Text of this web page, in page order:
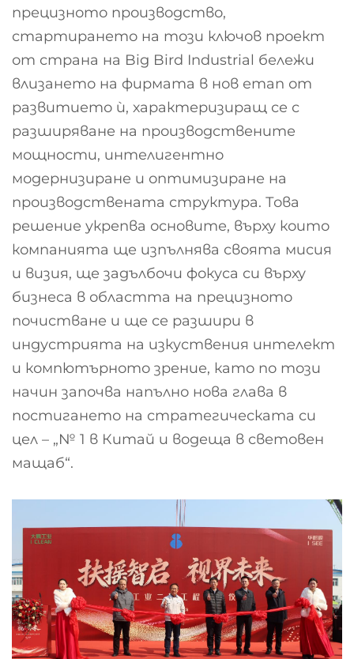
прецизното производство,
стартирането на този ключов проект
от страна на Big Bird Industrial бележи
влизането на фирмата в нов етап от
развитието ѝ, характеризиращ се с
разширяване на производствените
мощности, интелигентно
модернизиране и оптимизиране на
производствената структура. Това
решение укрепва основите, върху които
компанията ще изпълнява своята мисия
и визия, ще задълбочи фокуса си върху
бизнеса в областта на прецизното
почистване и ще се разшири в
индустрията на изкуствения интелект
и компютърното зрение, като по този
начин започва напълно нова глава в
постигането на стратегическата си
цел – „№ 1 в Китай и водеща в световен
мащаб“.